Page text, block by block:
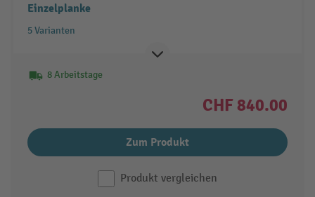
Einzelplanke
5 Varianten
8 Arbeitstage
CHF 840.00
Zum Produkt
Produkt vergleichen